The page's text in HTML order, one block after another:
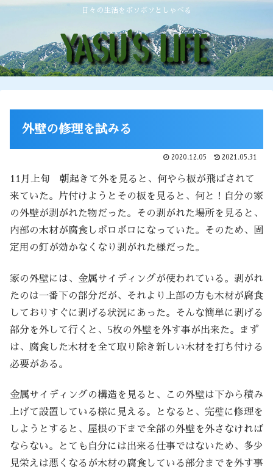
日々の生活をボソボソとしゃべる
外壁の修理を試みる
2020.12.05 2021.05.31
11月上旬 朝起きて外を見ると、何やら板が飛ばされて
来ていた。片付けようとその板を見ると、何と！自分の家
の外壁が剥がれた物だった。その剥がれた場所を見ると、
内部の木材が腐食しボロボロになっていた。そのため、固
定用の釘が効かなくなり剥がれた様だった。
家の外壁には、金属サイディングが使われている。剥がれ
たのは一番下の部分だが、それより上部の方も木材が腐食
しておりすぐに剥げる状況にあった。そんな簡単に剥げる
部分を外して行くと、5枚の外壁を外す事が出来た。まず
は、腐食した木材を全て取り除き新しい木材を打ち付ける
必要がある。
金属サイディングの構造を見ると、この外壁は下から積み
上げて設置している様に見える。となると、完璧に修理を
しようとすると、屋根の下まで全部の外壁を外さなければ
ならない。とても自分には出来る仕事ではないため、多少
見栄えは悪くなるが木材の腐食している部分までを外す事